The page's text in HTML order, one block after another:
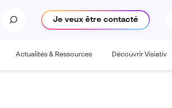
Je veux être contacté
Actualités & Ressources Découvrir Visiativ